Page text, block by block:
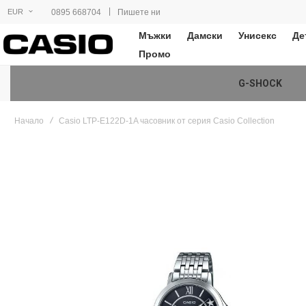
EUR 0895 668704 | Пишете ни
Мъжки Дамски Унисекс
Промо
G-SHOCK
Начало Casio LTP-E122D-1A часовник от серия Casio Collection